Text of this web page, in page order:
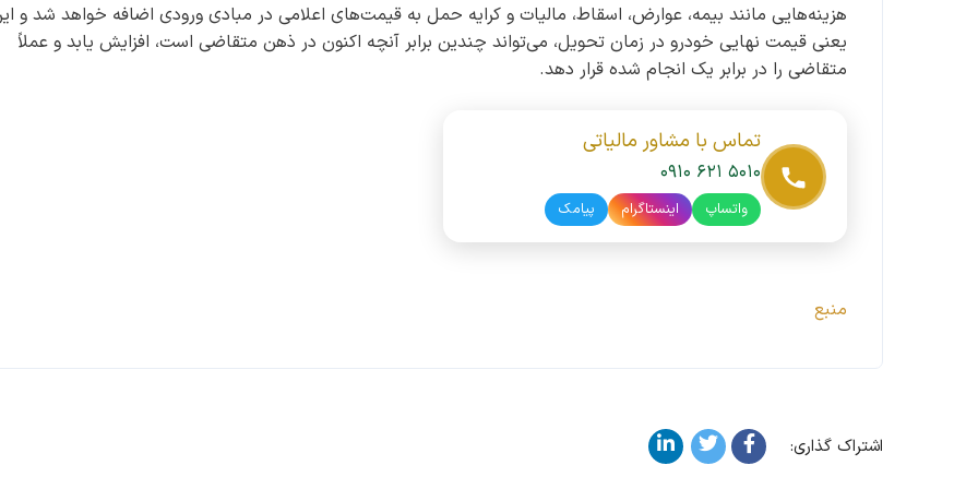
هزینه‌هایی مانند بیمه، عوارض، اسقاط، مالیات و کرایه حمل به قیمت‌های اعلامی در مبادی ورودی اضافه خواهد شد و
یعنی قیمت نهایی خودرو در زمان تحویل، می‌تواند چندین برابر آنچه اکنون در ذهن متقاضی است، افزایش یابد و عملاً
متقاضی را در برابر یک انجام شده قرار دهد.
تماس با مشاور مالیاتی
۰۹۱۰ ۶۲۱ ۵۰۱۰
واتساپ اینستاگرام پیامک
منبع
اشتراک گذاری: